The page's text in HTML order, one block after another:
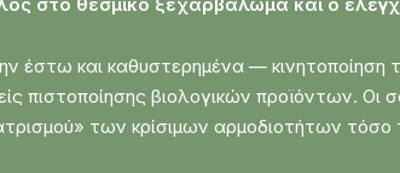
έστω και καθυστερημένα — κινητοποίηση
πιστοποίησης βιολογικών προϊόντων. Οι
των κρίσιμων αρμοδιοτήτων